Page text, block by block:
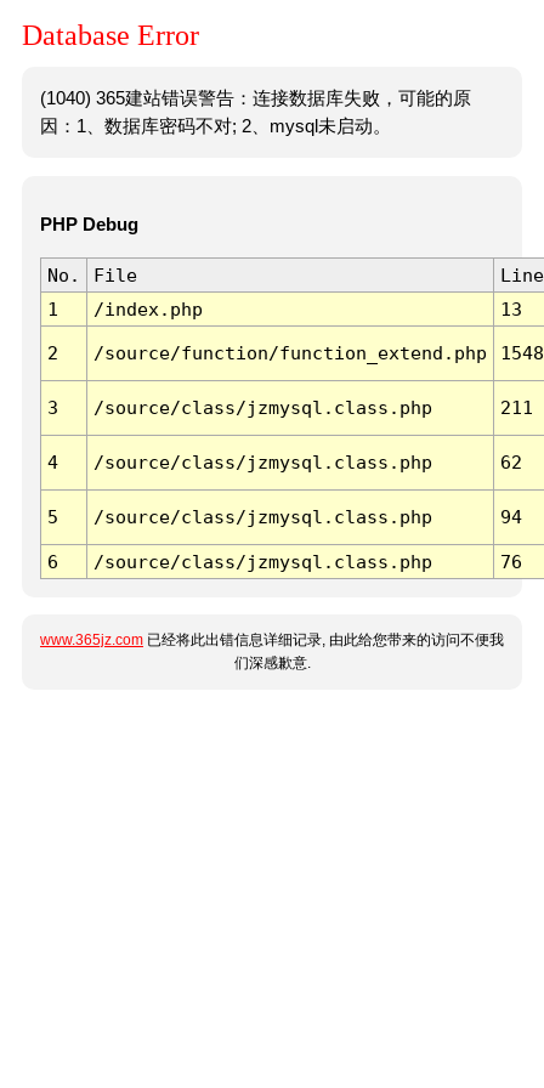
Database Error
(1040) 365建站错误警告：连接数据库失败，可能的原
因：1、数据库密码不对; 2、mysql未启动。
PHP Debug
No. File
Line
1
/index.php 13
2 /source/function/function_extend.php 1548
3 /source/class/jzmysql.class.php 211
4 /source/class/jzmysql.class.php 62
5 /source/class/jzmysql.class.php 94
6 /source/class/jzmysql.class.php 76
www.365jz.com 已经将此出错信息详细记录, 由此给您带来的访问不便我
们深感歉意.